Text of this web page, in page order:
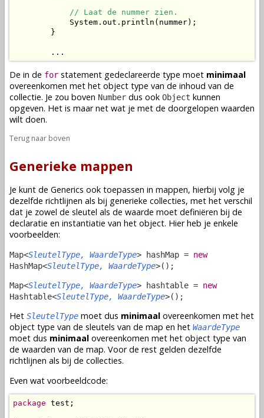
// Laat de nummer zien.
            System.out.println(nummer);
        }
        ...
De in de for statement gedeclareerde type moet minimaal
overeenkomen met het object type van de inhoud van de
collectie. Je zou boven Number dus ook Object kunnen
opgeven. Het is maar net wat je met de doorgelopen waarden
wilt doen.
Terug naar boven
Generieke mappen
Je kunt de Generics ook toepassen in mappen, hierbij volg je
dezelfde richtlijnen als bij generieke collecties, met het verschil
dat je zowel de sleutel als de waarde moet definiëren bij de
declaratie en instantiatie van het object. Hier heb je enkele
voorbeelden:
Map<SleutelType, WaardeType> hashMap = new
HashMap<SleutelType, WaardeType>();
Map<SleutelType, WaardeType> hashtable = new
Hashtable<SleutelType, WaardeType>();
Het SleutelType moet dus minimaal overeenkomen met het
object type van de sleutels van de map en het WaardeType
moet dus minimaal overeenkomen met het object type van
de waarden van de map. Voor de rest gelden dezelfde
richtlijnen als bij de collecties.
Even wat voorbeeldcode:
package test;